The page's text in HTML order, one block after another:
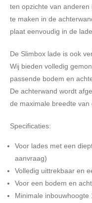
ten opzichte van
te maken in de
plaat eenvoudig in de
De Slimbox lade is ook
Wij bieden volledig
passende bodem en
De achterwand wordt
de maximale breedte van
Specificaties:
Voor lades met een
aanvraag)
Volledig uittrekbaar en
Voor een bodem en
Minimale inbouwhoogte